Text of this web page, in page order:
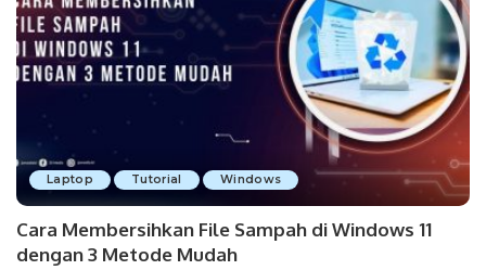
Laptop Tutorial Windows
Cara Membersihkan File Sampah di Windows 11
dengan 3 Metode Mudah